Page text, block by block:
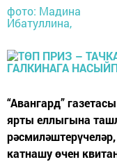
фото: Мадина
Ибатуллина,
“Авангард”
ярты еллыгына
катнашу өчен